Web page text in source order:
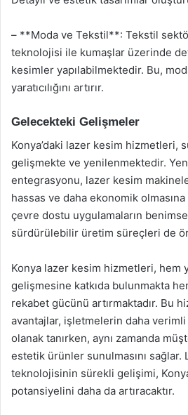
– **Moda ve Tekstil**: Tekstil
teknolojisi ile kumaşlar üzerinde
kesimler yapılabilmektedir. Bu,
yaratıcılığını artırır.
Gelecekteki Gelişmeler
Konya’daki lazer kesim hizmetleri,
gelişmekte ve yenilenmektedir.
entegrasyonu, lazer kesim
hassas ve daha ekonomik olmasına
çevre dostu uygulamaların
sürdürülebilir üretim süreçleri de ön
Konya lazer kesim hizmetleri, hem
gelişmesine katkıda bulunmakta
rekabet gücünü artırmaktadır. Bu
avantajlar, işletmelerin daha verimli
olanak tanırken, aynı zamanda
estetik ürünler sunulmasını sağlar.
teknolojisinin sürekli gelişimi,
potansiyelini daha da artıracaktır.